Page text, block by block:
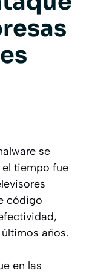
se
tiempo fue
código
años.
en las